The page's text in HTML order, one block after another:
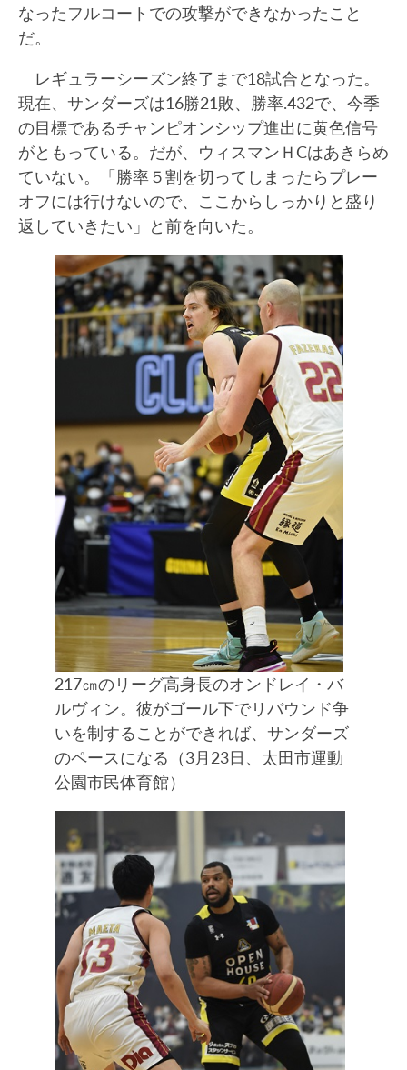
なったフルコートでの攻撃ができなかったこと
だ。
レギュラーシーズン終了まで18試合となった。
現在、サンダーズは16勝21敗、勝率.432で、今季
の目標であるチャンピオンシップ進出に黄色信号
がともっている。だが、ウィスマンＨCはあきらめ
ていない。「勝率５割を切ってしまったらプレー
オフには行けないので、ここからしっかりと盛り
返していきたい」と前を向いた。
217㎝のリーグ高身長のオンドレイ・バ
ルヴィン。彼がゴール下でリバウンド争
いを制することができれば、サンダーズ
のペースになる（3月23日、太田市運動
公園市民体育館）